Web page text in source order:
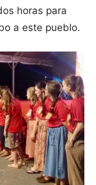
horas para
a este pueblo.